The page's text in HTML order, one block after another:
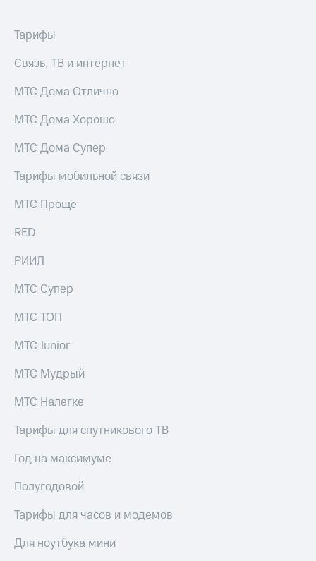
о
погашении
именных
облигаций
Другое
Реквизиты
развитие
На главную
Тарифы
Связь, ТВ и интернет
МТС Дома Отлично
МТС Дома Хорошо
МТС Дома Супер
Тарифы мобильной связи
МТС Проще
RED
РИИЛ
МТС Супер
МТС ТОП
МТС Junior
МТС Мудрый
МТС Налегке
Тарифы для спутникового ТВ
Год на максимуме
Полугодовой
Тарифы для часов и модемов
Для ноутбука мини